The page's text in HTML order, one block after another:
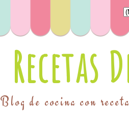
Recetas
Blog de cocina con